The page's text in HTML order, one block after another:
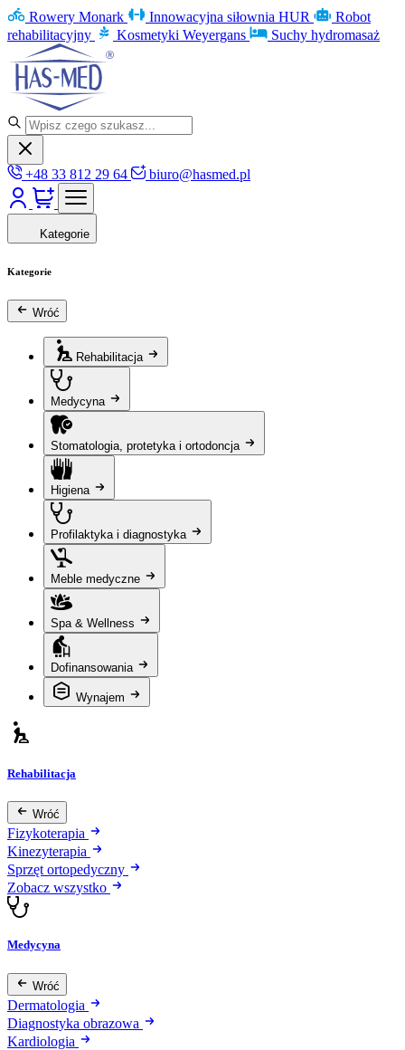
Rowery Monark Innowacyjna siłownia HUR
Robot
rehabilitacyjny
Kosmetyki Weyergans Suchy hydromasaż
+48 33 812 29 64 biuro@hasmed.pl
Kategorie
Kategorie
Wróć
Rehabilitacja
Medycyna
Stomatologia, protetyka i ortodoncja
Higiena
Profilaktyka i diagnostyka
Meble medyczne
Spa & Wellness
Dofinansowania
Wynajem
Rehabilitacja
Wróć
Fizykoterapia
Kinezyterapia
Sprzęt ortopedyczny
Zobacz wszystko
Medycyna
Wróć
Dermatologia
Diagnostyka obrazowa
Kardiologia